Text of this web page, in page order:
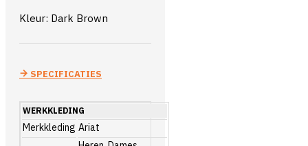
Kleur: Dark Brown
SPECIFICATIES
WERKKLEDING
Merkkleding Ariat